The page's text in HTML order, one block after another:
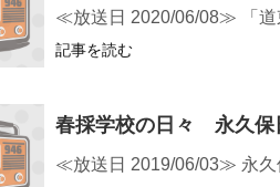
≪放送日 2020/06/08≫ 「道
記事を読む
春採学校の日々 永久
≪放送日 2019/06/03≫ 永久